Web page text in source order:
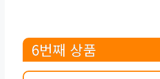
6번째 상품